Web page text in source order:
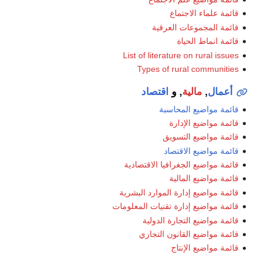
قائمة علماء الاجتماع
قائمة المجموعات العرقية
قائمة انماط الحياة
List of literature on rural issues
Types of rural communities
أعمال, مالية, و اقتصاد
قائمة مواضيع المحاسبة
قائمة مواضيع الإدارة
قائمة مواضيع التسويق
قائمة مواضيع الاقتصاد
قائمة مواضيع الجغرافيا الاقتصادية
قائمة مواضيع المالية
قائمة مواضيع إدارة الموارد البشرية
قائمة مواضيع إدارة تقنيات المعلومات
قائمة مواضيع التجارة الدولية
قائمة مواضيع القانون التجاري
قائمة مواضيع الإنتاج